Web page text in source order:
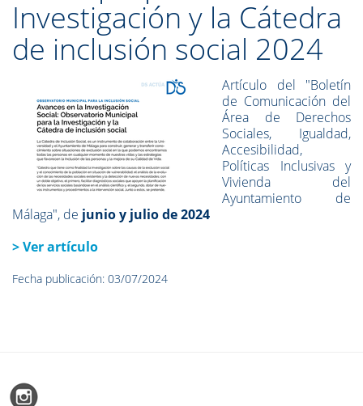
Investigación y la Cátedra
de inclusión social 2024
Artículo del "Boletín
de Comunicación del
Área de Derechos
Sociales, Igualdad,
Accesibilidad,
Políticas Inclusivas y
Vivienda del
Ayuntamiento de
Málaga", de junio y julio de 2024
> Ver artículo
Fecha publicación: 03/07/2024